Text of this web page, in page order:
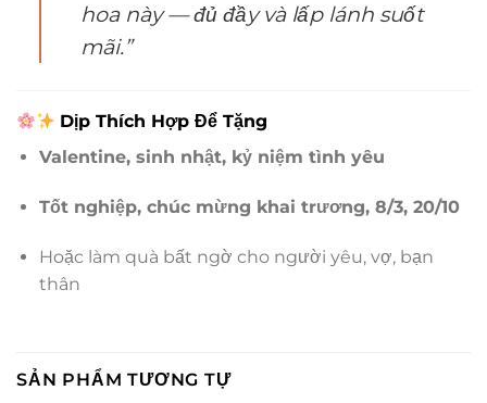
hoa này — đủ đầy và lấp lánh suốt
mãi.”
Dịp Thích Hợp Để Tặng
Valentine, sinh nhật, kỷ niệm tình yêu
Tốt nghiệp, chúc mừng khai trương, 8/3, 20/10
Hoặc làm quà bất ngờ cho người yêu, vợ, bạn
thân
SẢN PHẨM TƯƠNG TỰ